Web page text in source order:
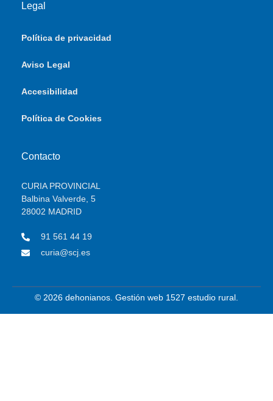
Legal
Política de privacidad
Aviso Legal
Accesibilidad
Política de Cookies
Contacto
CURIA PROVINCIAL
Balbina Valverde, 5
28002 MADRID
91 561 44 19
curia@scj.es
© 2026 dehonianos. Gestión web 1527 estudio rural.